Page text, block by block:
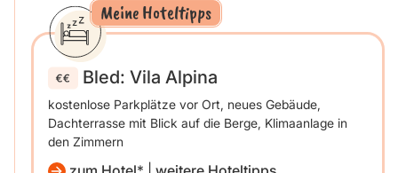
Meine Hoteltipps
Bled: Vila Alpina
kostenlose Parkplätze vor Ort, neues Gebäude,
Dachterrasse mit Blick auf die Berge, Klimaanlage in
den Zimmern